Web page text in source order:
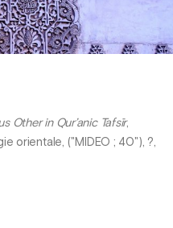
Other in Qur’anic Tafsīr,
orientale, ("MIDEO ; 40"), ?,